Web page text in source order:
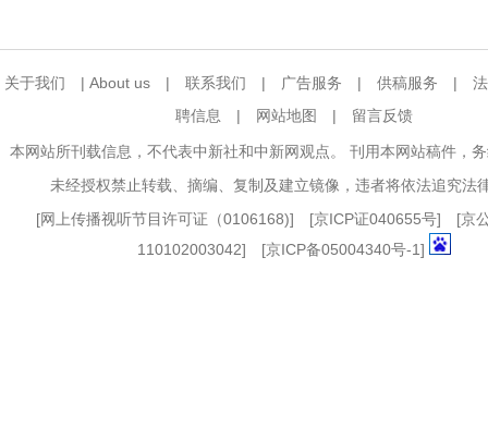
关于我们 | About us | 联系我们 | 广告服务 | 供稿服务 |
聘信息
| 网站地图 | 留言反馈
本网站所刊载信息，不代表中新社和中新网观点。 刊用本网站稿件，
未经授权禁止转载、摘编、复制及建立镜像，违者将依法追究法
[网上传播视听节目许可证（0106168)] [京ICP证040655号] [京
110102003042] [京ICP备05004340号-1]